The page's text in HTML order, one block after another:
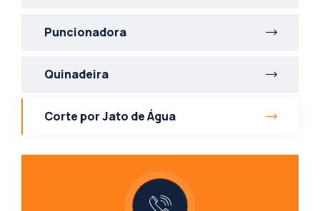
Puncionadora
Quinadeira
Corte por Jato de Água